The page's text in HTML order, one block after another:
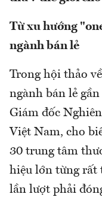
Từ xu hướng
ngành bán lẻ
Trong hội thảo
ngành bán lẻ
Giám đốc
Việt Nam, cho
30 trung tâm
hiệu lớn từng rất
lần lượt phải